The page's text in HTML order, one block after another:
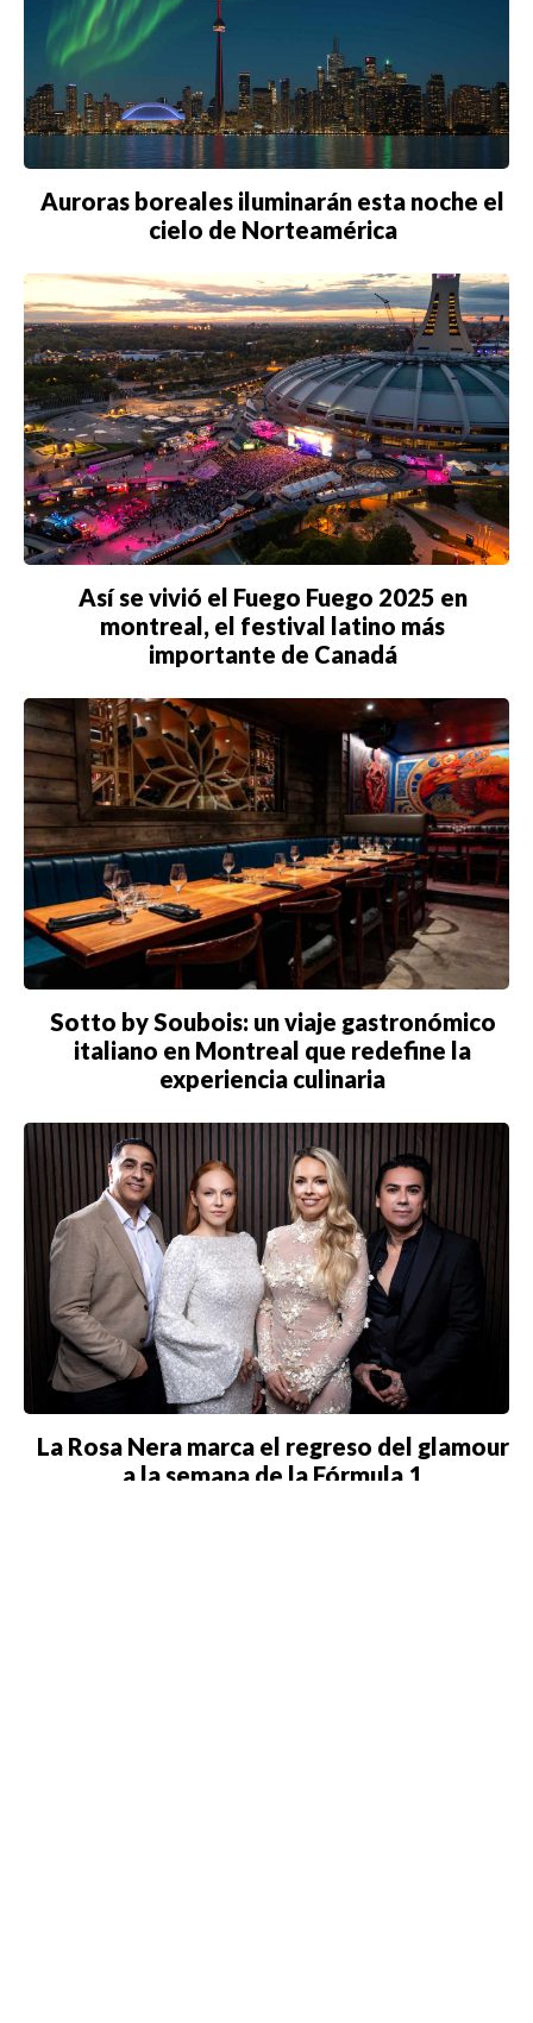
Auroras boreales iluminarán esta noche el
cielo de Norteamérica
Así se vivió el Fuego Fuego 2025 en
montreal, el festival latino más
importante de Canadá
Sotto by Soubois: un viaje gastronómico
italiano en Montreal que redefine la
experiencia culinaria
La Rosa Nera marca el regreso del glamour
a la semana de la Fórmula 1